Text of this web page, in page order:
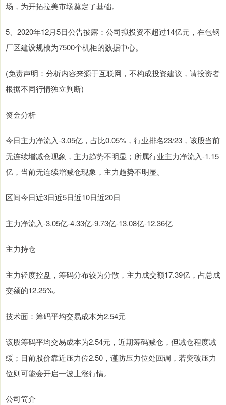
场，为开拓拉美市场奠定了基础。
5、2020年12月5日公告披露：公司拟投资不超过14亿元，在包钢
厂区建设规模为7500个机柜的数据中心。
(免责声明：分析内容来源于互联网，不构成投资建议，请投资者
根据不同行情独立判断)
资金分析
今日主力净流入-3.05亿，占比0.05%，行业排名23/23，该股当前
无连续增减仓现象，主力趋势不明显；所属行业主力净流入-1.15
亿，当前无连续增减仓现象，主力趋势不明显。
区间今日近3日近5日近10日近20日
主力净流入-3.05亿-4.33亿-9.73亿-13.08亿-12.36亿
主力持仓
主力轻度控盘，筹码分布较为分散，主力成交额17.39亿，占总成
交额的12.25%。
技术面：筹码平均交易成本为2.54元
该股筹码平均交易成本为2.54元，近期筹码减仓，但减仓程度减
缓；目前股价靠近压力位2.50，谨防压力位处回调，若突破压力
位则可能会开启一波上涨行情。
公司简介